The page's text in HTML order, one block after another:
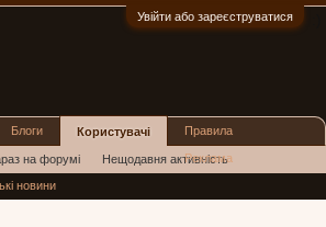
Увійти або зареєструватися
Блоги Користувачі
на форумі Нещодавня активність
Правила
Реклама
новини